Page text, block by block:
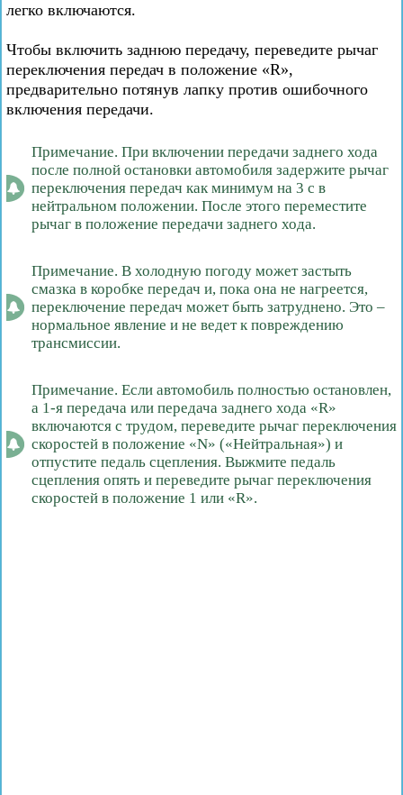
легко включаются.
Чтобы включить заднюю передачу, переведите рычаг
переключения передач в положение «R»,
предварительно потянув лапку против ошибочного
включения передачи.
Примечание. При включении передачи заднего хода
после полной остановки автомобиля задержите рычаг
переключения передач как минимум на 3 с в
нейтральном положении. После этого переместите
рычаг в положение передачи заднего хода.
Примечание. В холодную погоду может застыть
смазка в коробке передач и, пока она не нагреется,
переключение передач может быть затруднено. Это –
нормальное явление и не ведет к повреждению
трансмиссии.
Примечание. Если автомобиль полностью остановлен,
а 1-я передача или передача заднего хода «R»
включаются с трудом, переведите рычаг переключения
скоростей в положение «N» («Нейтральная») и
отпустите педаль сцепления. Выжмите педаль
сцепления опять и переведите рычаг переключения
скоростей в положение 1 или «R».